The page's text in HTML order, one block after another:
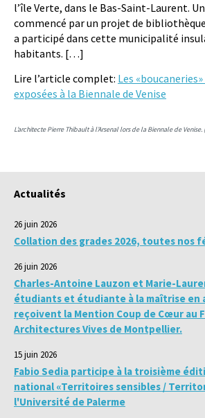
l’île Verte, dans le Bas-Saint-Laurent.
commencé par un projet de
a participé dans cette municipalité
habitants. […]
Lire l’article complet: Les
exposées à la Biennale de Venise
L’architecte Pierre Thibault à l’Arsenal lors de la Biennale de Venise.
Actualités
26 juin 2026
Collation des grades 2026, toutes nos
26 juin 2026
Charles-Antoine Lauzon et Marie-
étudiants et étudiante à la maîtrise en
reçoivent la Mention Coup de Cœur au
Architectures Vives de Montpellier.
15 juin 2026
Fabio Sedia participe à la troisième
national «Territoires sensibles /
l'Université de Palerme